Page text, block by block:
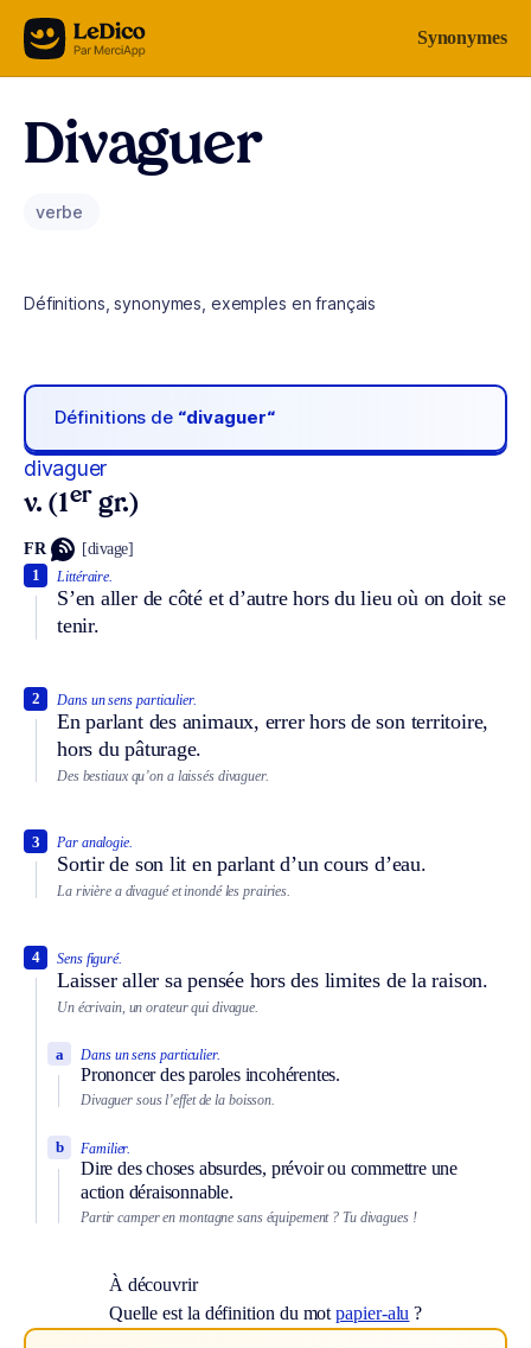
Aller au contenu Synonymes
Divaguer
verbe
Définitions, synonymes, exemples en français
Définitions de “divaguer“
divaguer
v. (1er gr.)
FR [divage]
Littéraire.
S’en aller de côté et d’autre hors du lieu où on doit se
tenir.
1
Dans un sens particulier.
En parlant des animaux, errer hors de son territoire,
hors du pâturage.
2
Des bestiaux qu’on a laissés divaguer.
Par analogie.
Sortir de son lit en parlant d’un cours d’eau.
3
La rivière a divagué et inondé les prairies.
Sens figuré.
Laisser aller sa pensée hors des limites de la raison.
4
Un écrivain, un orateur qui divague.
Dans un sens particulier.
Prononcer des paroles incohérentes.
a
Divaguer sous l’effet de la boisson.
Familier.
Dire des choses absurdes, prévoir ou commettre une
action déraisonnable.
b
Partir camper en montagne sans équipement ? Tu divagues !
À découvrir
Quelle est la définition du motpapier-alu ?